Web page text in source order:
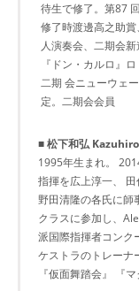
待生で修了。第87
修了時渡邊高之助
人演奏会、二期会
『ドン・カルロ』
二期 会ニューウェ
定。二期会会員
■ 松下和弘
1995年生まれ。
指揮を広上淳一、 田
野田清隆の各氏に師
クラスに参加し、
派国際指揮者コンク
ケストラのトレーナ
『仮面舞踏会』 『